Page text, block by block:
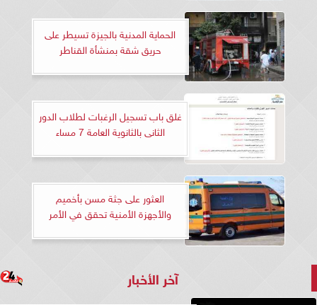
الحماية المدنية بالجيزة تسيطر على
حريق شقة بمنشأة القناطر
غلق باب تسجيل الرغبات لطلاب الدور
الثانى بالثانوية العامة 7 مساء
العثور على جثة مسن بأخميم
والأجهزة الأمنية تحقق في الأمر
آخر الأخبار